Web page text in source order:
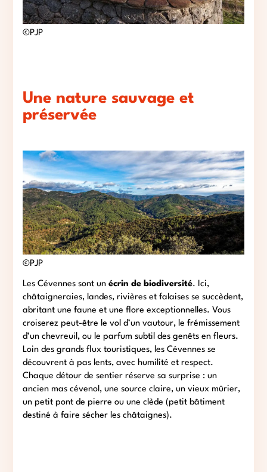
©PJP
Une nature sauvage et
préservée
©PJP
Les Cévennes sont unécrin de biodiversité. Ici,
châtaigneraies, landes, rivières et falaises se succèdent,
abritant une faune et une flore exceptionnelles. Vous
croiserez peut-être le vol d’un vautour, le frémissement
d’un chevreuil, ou le parfum subtil des genêts en fleurs.
Loin des grands flux touristiques, les Cévennes se
découvrent à pas lents, avec humilité et respect.
Chaque détour de sentier réserve sa surprise : un
ancien mas cévenol, une source claire, un vieux mûrier,
un petit pont de pierre ou une clède (petit bâtiment
destiné à faire sécher les châtaignes).